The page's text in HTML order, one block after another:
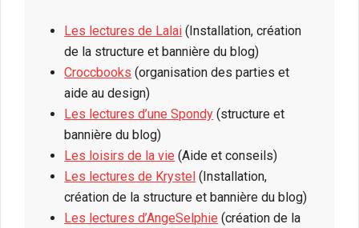
Les lectures de Lalai (Installation, création
de la structure et bannière du blog)
Croccbooks (organisation des parties et
aide au design)
Les lectures d’une Spondy (structure et
bannière du blog)
Les loisirs de la vie (Aide et conseils)
Les lectures de Krystel (Installation,
création de la structure et bannière du blog)
Les lectures d’AngeSelphie (création de la